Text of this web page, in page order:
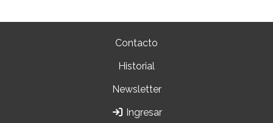
Contacto
Historial
Newsletter
Ingresar